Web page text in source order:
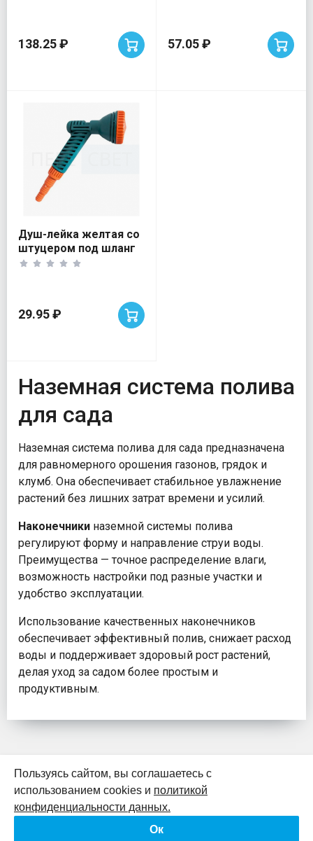
Пользуясь сайтом, вы соглашаетесь с
использованием cookies и политикой
конфиденциальности данных.
Ок
138.25 ₽ 57.05 ₽
Душ-лейка желтая со
штуцером под шланг
29.95 ₽
Наземная система полива
для сада
Наземная система полива для сада предназначена
для равномерного орошения газонов, грядок и
клумб. Она обеспечивает стабильное увлажнение
растений без лишних затрат времени и усилий.
Наконечники наземной системы полива
регулируют форму и направление струи воды.
Преимущества — точное распределение влаги,
возможность настройки под разные участки и
удобство эксплуатации.
Использование качественных наконечников
обеспечивает эффективный полив, снижает расход
воды и поддерживает здоровый рост растений,
делая уход за садом более простым и
продуктивным.
К началу страницы